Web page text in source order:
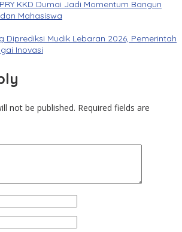
KKD Dumai Jadi Momentum Bangun
Mahasiswa
Diprediksi Mudik Lebaran 2026, Pemerintah
Inovasi
not be published. Required fields are